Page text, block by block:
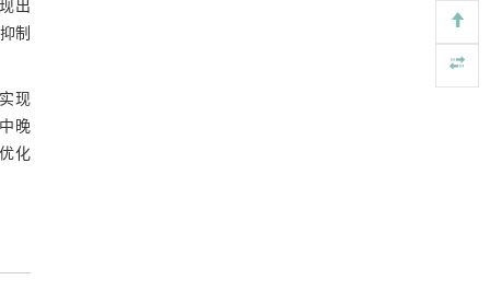
出
制
现
晚
化
基于结构解析与催化机制的混杂酯酶工程改造